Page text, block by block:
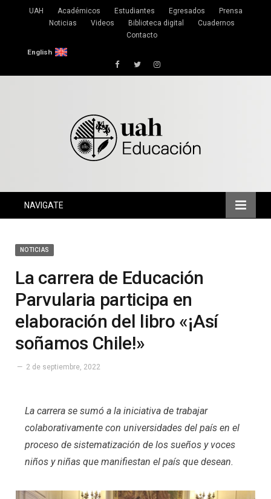
UAH Académicos Estudiantes Egresados
Prensa
Noticias
Videos Biblioteca digital
Cuadernos
Contacto
English
FacebookTwitterInstagram
NAVIGATE
NOTICIAS
La carrera de Educación
Parvularia participa en
elaboración del libro «¡Así
soñamos Chile!»
2 de septiembre, 2022
La carrera se sumó a la iniciativa de trabajar
colaborativamente con universidades del país en el
proceso de sistematización de los sueños y voces
niños y niñas que manifiestan el país que desean.